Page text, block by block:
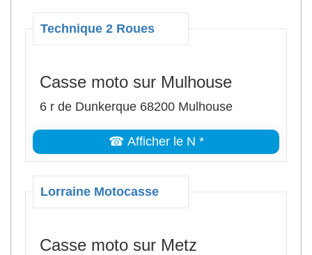
Technique 2 Roues
Casse moto sur Mulhouse
6 r de Dunkerque 68200 Mulhouse
☎ Afficher le N *
Lorraine Motocasse
Casse moto sur Metz